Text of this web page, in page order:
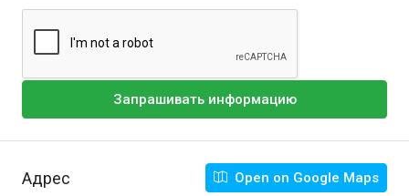
Запрашивать информацию
Адрес Open on Google Maps